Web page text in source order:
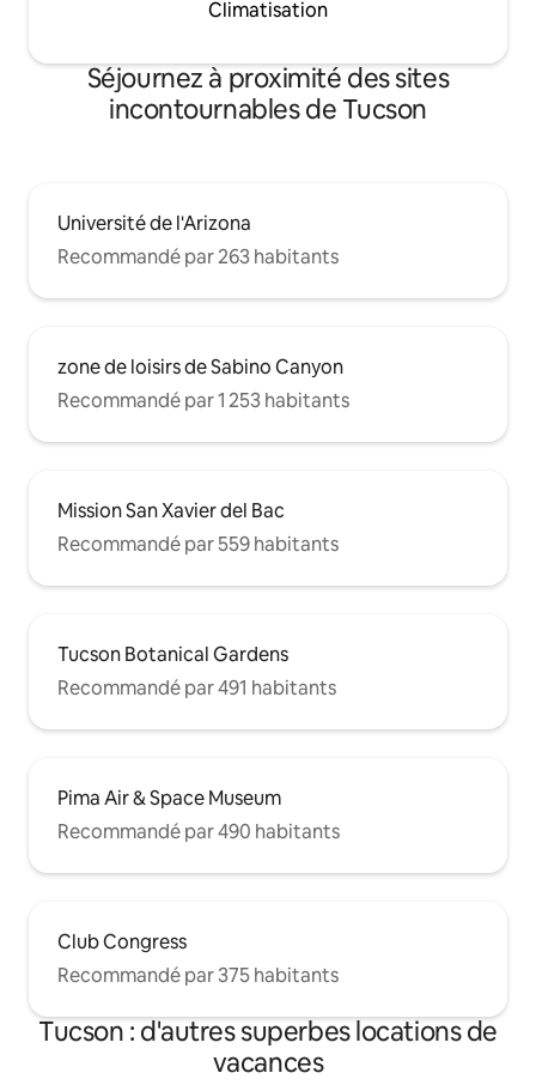
Climatisation
Séjournez à proximité des sites
incontournables de Tucson
Université de l'Arizona
Recommandé par 263 habitants
zone de loisirs de Sabino Canyon
Recommandé par 1 253 habitants
Mission San Xavier del Bac
Recommandé par 559 habitants
Tucson Botanical Gardens
Recommandé par 491 habitants
Pima Air & Space Museum
Recommandé par 490 habitants
Club Congress
Recommandé par 375 habitants
Tucson : d'autres superbes locations de
vacances